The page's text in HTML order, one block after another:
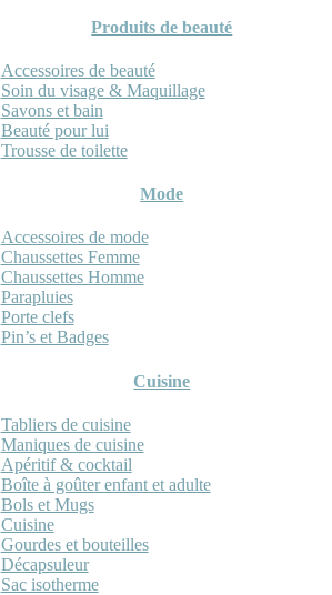
Produits de beauté
Accessoires de beauté
Soin du visage & Maquillage
Savons et bain
Beauté pour lui
Trousse de toilette
Mode
Accessoires de mode
Chaussettes Femme
Chaussettes Homme
Parapluies
Porte clefs
Pin’s et Badges
Cuisine
Tabliers de cuisine
Maniques de cuisine
Apéritif & cocktail
Boîte à goûter enfant et adulte
Bols et Mugs
Cuisine
Gourdes et bouteilles
Décapsuleur
Sac isotherme